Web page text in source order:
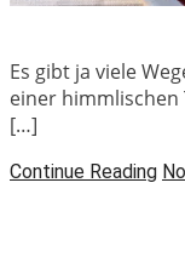
Es gibt ja viele
einer himmlischen
[…]
Continue Reading